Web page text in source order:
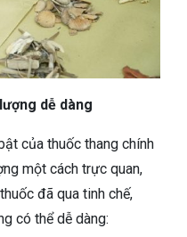
dễ dàng
của thuốc thang chính
một cách trực quan,
đã qua tinh chế,
có thể dễ dàng: